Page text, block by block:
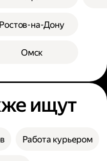
Ростов-на-Дону
Омск
ищут
Работа курьером